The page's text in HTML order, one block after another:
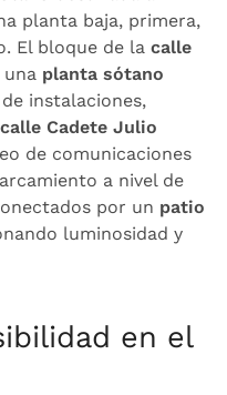
planta baja, primera,
El bloque de la calle
planta sótano
instalaciones,
calle Cadete Julio
de comunicaciones
a nivel de
por un patio
luminosidad y
en el